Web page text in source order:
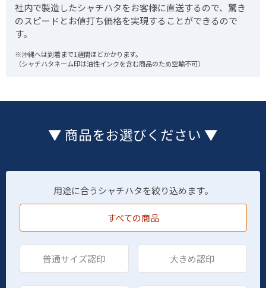
社内で製造したシャチハタをお客様に直送するので、驚き
のスピードとお値打ち価格を実現することができるので
す。
※沖縄へは到着まで1週間ほどかかります。
（シャチハタネーム印は油性インクを含む商品のため空輸不可）
▼ 商品をお選びください ▼
用途に合うシャチハタを絞り込めます。
すべての商品
普通サイズ認印 大きめ認印